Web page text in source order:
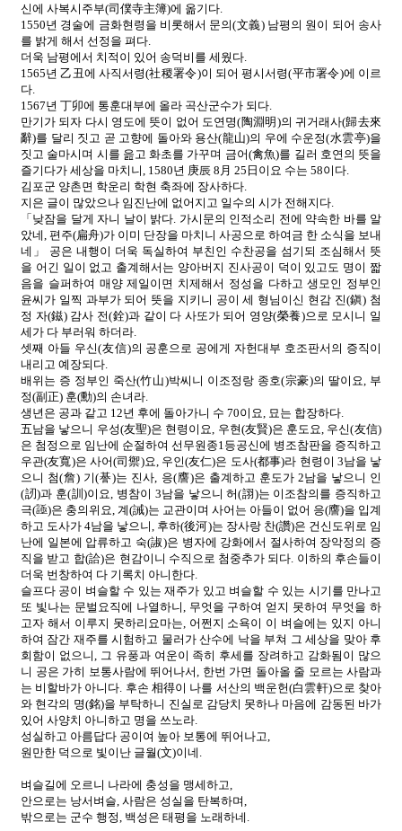
신에 사복시주부(司僕寺主簿)에 옮기다.
1550년 경술에 금화현령을 비롯해서 문의(文義) 남평의 원이 되어 송사
를 밝게 해서 선정을 펴다.
더욱 남평에서 치적이 있어 송덕비를 세웠다.
1565년 乙丑에 사직서령(社稷署令)이 되어 평시서령(平市署令)에 이르
다.
1567년 丁卯에 통훈대부에 올라 곡산군수가 되다.
만기가 되자 다시 영도에 뜻이 없어 도연명(陶淵明)의 귀거래사(歸去來
辭)를 달리 짓고 곧 고향에 돌아와 용산(龍山)의 우에 수운정(水雲亭)을
짓고 술마시며 시를 읊고 화초를 가꾸며 금어(禽魚)를 길러 호연의 뜻을
즐기다가 세상을 마치니, 1580년 庚辰 8月 25日이요 수는 58이다.
김포군 양촌면 학운리 학현 축좌에 장사하다.
지은 글이 많았으나 임진난에 없어지고 일수의 시가 전해지다.
「낮잠을 달게 자니 날이 밝다. 가시문의 인적소리 전에 약속한 바를 알
았네, 편주(扁舟)가 이미 단장을 마치니 사공으로 하여금 한 소식을 보내
네」 공은 내행이 더욱 독실하여 부친인 수찬공을 섬기되 조심해서 뜻
을 어긴 일이 없고 출계해서는 양아버지 진사공이 덕이 있고도 명이 짧
음을 슬퍼하여 매양 제일이면 치제해서 정성을 다하고 생모인 정부인
윤씨가 일찍 과부가 되어 뜻을 지키니 공이 세 형님이신 현감 진(鎭) 첨
정 자(鎡) 감사 전(銓)과 같이 다 사또가 되어 영양(榮養)으로 모시니 일
세가 다 부러워 하더라.
셋째 아들 우신(友信)의 공훈으로 공에게 자헌대부 호조판서의 증직이
내리고 예장되다.
배위는 증 정부인 죽산(竹山)박씨니 이조정랑 종호(宗豪)의 딸이요, 부
정(副正) 훈(勳)의 손녀라.
생년은 공과 같고 12년 후에 돌아가니 수 70이요, 묘는 합장하다.
五남을 낳으니 우성(友聖)은 현령이요, 우현(友賢)은 훈도요, 우신(友信)
은 첨정으로 임난에 순절하여 선무원종1등공신에 병조참판을 증직하고
우관(友寬)은 사어(司禦)요, 우인(友仁)은 도사(都事)라 현령이 3남을 낳
으니 첨(詹) 기(諅)는 진사, 응(譍)은 출계하고 훈도가 2남을 낳으니 인
(訒)과 훈(訓)이요, 병참이 3남을 낳으니 허(詡)는 이조참의를 증직하고
극(
)은 충의위요, 계(誡)는 교관이며 사어는 아들이 없어 응(譍)을 입계
하고 도사가 4남을 낳으니, 후하(後河)는 장사랑 찬(讚)은 건신도위로 임
난에 일본에 압류하고 숙(諔)은 병자에 강화에서 절사하여 장악정의 증
직을 받고 합(詥)은 현감이니 수직으로 첨중추가 되다. 이하의 후손들이
더욱 번창하여 다 기록치 아니한다.
슬프다 공이 벼슬할 수 있는 재주가 있고 벼슬할 수 있는 시기를 만나고
또 빛나는 문벌요직에 나열하니, 무엇을 구하여 얻지 못하여 무엇을 하
고자 해서 이루지 못하리요마는, 어쩐지 소욕이 이 벼슬에는 있지 아니
하여 잠간 재주를 시험하고 물러가 산수에 낙을 부쳐 그 세상을 맞아 후
회함이 없으니, 그 유풍과 여운이 족히 후세를 장려하고 감화됨이 많으
니 공은 가히 보통사람에 뛰어나서, 한번 가면 돌아올 줄 모르는 사람과
는 비할바가 아니다. 후손 相得이 나를 서산의 백운헌(白雲軒)으로 찾아
와 현각의 명(銘)을 부탁하니 진실로 감당치 못하나 마음에 감동된 바가
있어 사양치 아니하고 명을 쓰노라.
성실하고 아름답다 공이여 높아 보통에 뛰어나고,
원만한 덕으로 빛이난 글월(文)이네.
벼슬길에 오르니 나라에 충성을 맹세하고,
안으로는 낭서벼슬, 사람은 성실을 탄복하며,
밖으로는 군수 행정, 백성은 태평을 노래하네.